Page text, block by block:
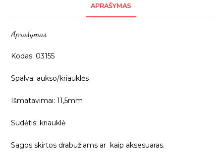
1vnt
APRAŠYMAS
Aprašymas
Kodas: 03155
Spalva: aukso/kriauklės
Išmatavimai: 11,5mm
Sudėtis: kriauklė
Sagos skirtos drabužiams ar kaip aksesuaras.